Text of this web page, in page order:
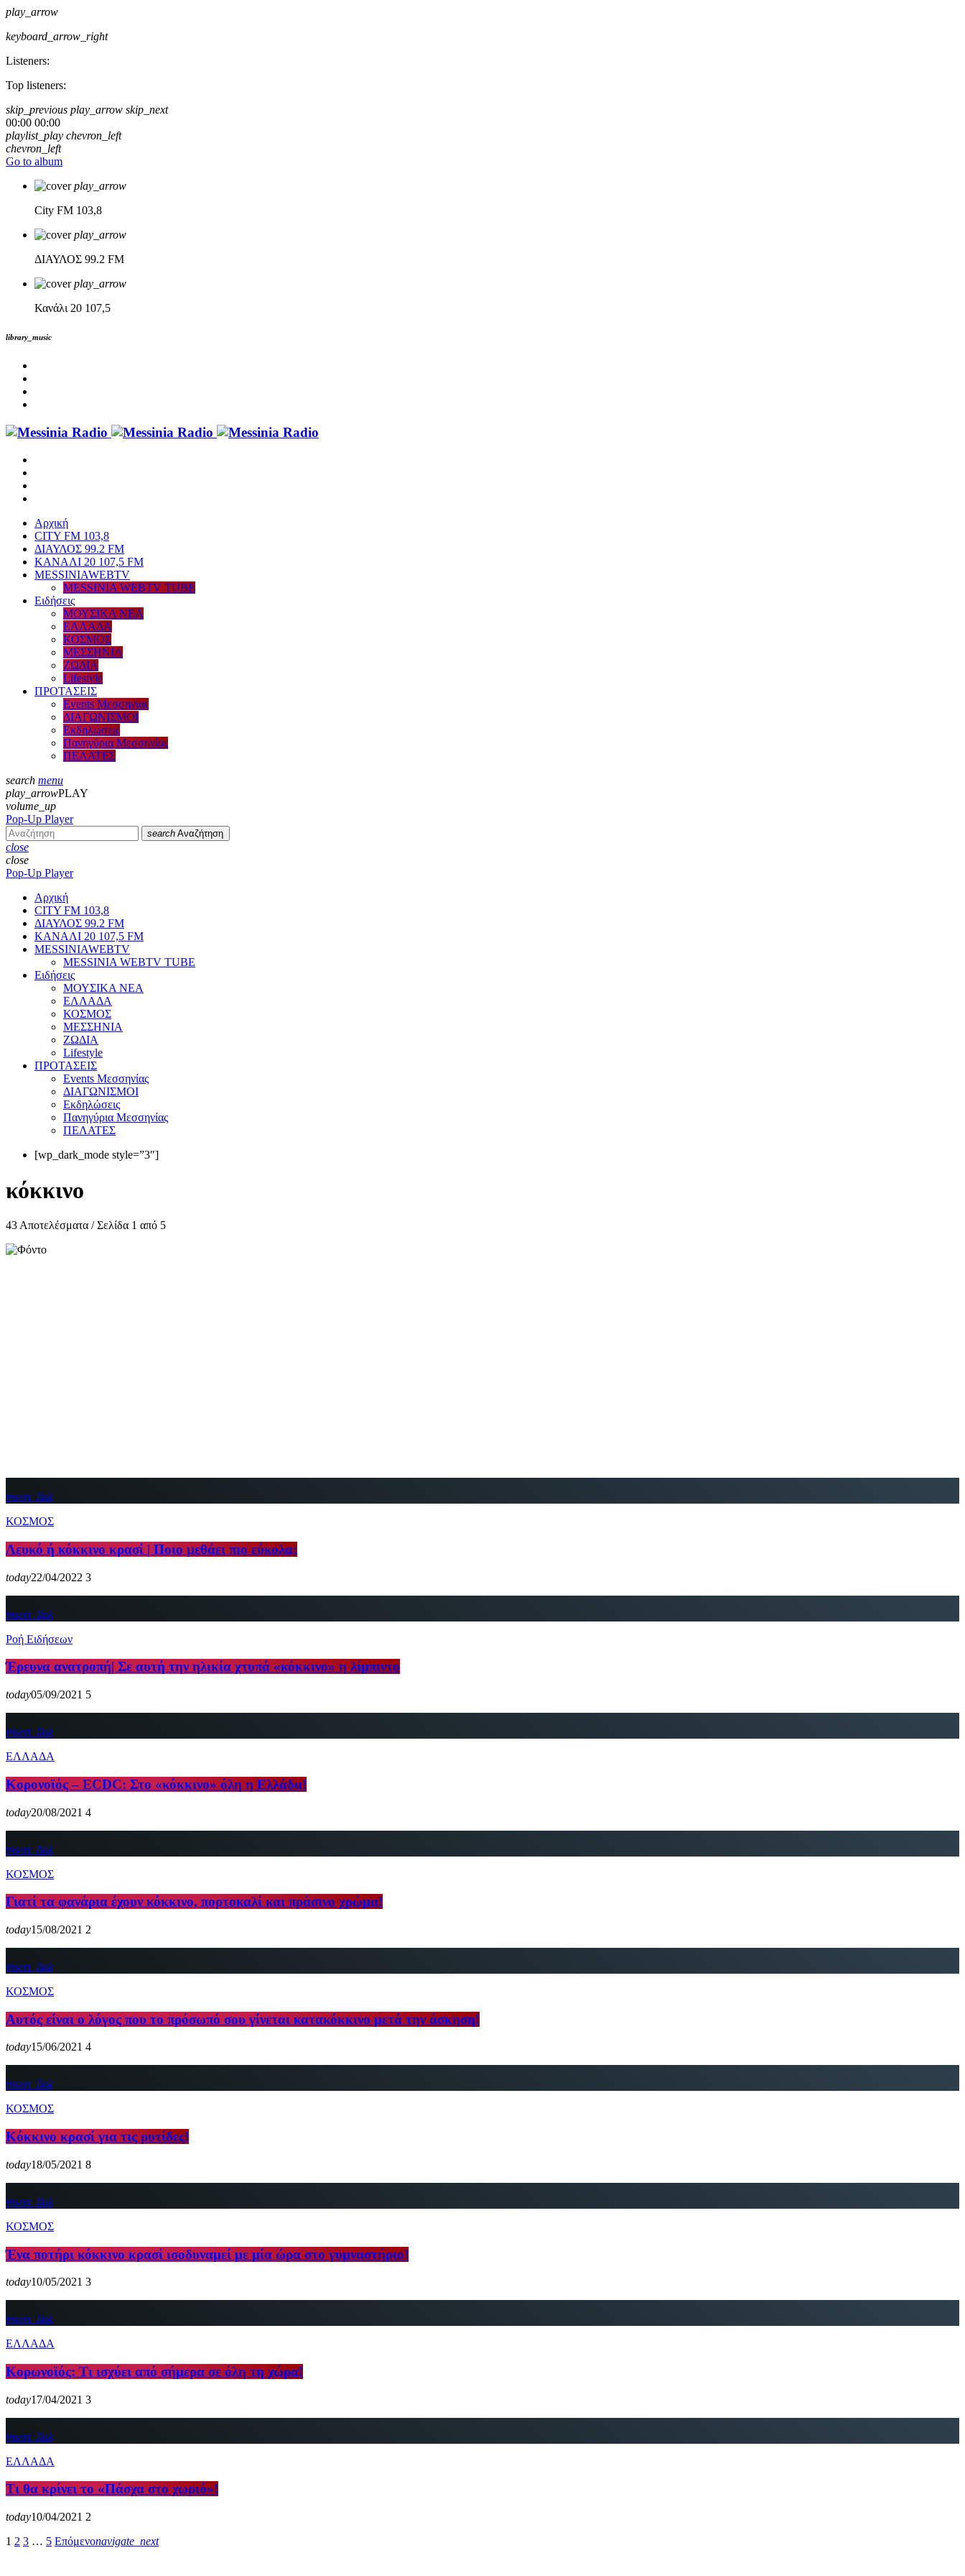
play_arrow
keyboard_arrow_right
Listeners:
Top listeners:
skip_previous play_arrow skip_next
00:00 00:00
playlist_play chevron_left
chevron_left
Go to album
play_arrow
City FM 103,8
play_arrow
ΔΙΑΥΛΟΣ 99.2 FM
play_arrow
Κανάλι 20 107,5
library_music
Αρχική
CITY FM 103,8
ΔΙΑΥΛΟΣ 99.2 FM
ΚΑΝΑΛΙ 20 107,5 FM
MESSINIAWEBTV
MESSINIA WEBTV TUBE
Eιδήσεις
ΜΟΥΣΙΚΑ ΝΕΑ
ΕΛΛΑΔΑ
ΚΟΣΜΟΣ
ΜΕΣΣΗΝΙΑ
ΖΩΔΙΑ
Lifestyle
ΠΡΟΤΑΣΕΙΣ
Events Μεσσηνίας
ΔΙΑΓΩΝΙΣΜΟΙ
Εκδηλώσεις
Πανηγύρια Μεσσηνίας
ΠΕΛΑΤΕΣ
search menu
play_arrowPLAY
volume_up
Pop-Up Player
search Αναζήτηση
close
close
Pop-Up Player
Αρχική
CITY FM 103,8
ΔΙΑΥΛΟΣ 99.2 FM
ΚΑΝΑΛΙ 20 107,5 FM
MESSINIAWEBTV
MESSINIA WEBTV TUBE
Eιδήσεις
ΜΟΥΣΙΚΑ ΝΕΑ
ΕΛΛΑΔΑ
ΚΟΣΜΟΣ
ΜΕΣΣΗΝΙΑ
ΖΩΔΙΑ
Lifestyle
ΠΡΟΤΑΣΕΙΣ
Events Μεσσηνίας
ΔΙΑΓΩΝΙΣΜΟΙ
Εκδηλώσεις
Πανηγύρια Μεσσηνίας
ΠΕΛΑΤΕΣ
[wp_dark_mode style=”3″]
κόκκινο
43 Αποτελέσματα / Σελίδα 1 από 5
insert_link
ΚΟΣΜΟΣ
Λευκό ή κόκκινο κρασί | Ποιο μεθάει πιο εύκολα;
today22/04/2022 3
insert_link
Ροή Ειδήσεων
Έρευνα ανατροπή| Σε αυτή την ηλικία χτυπά «κόκκινο» η λίμπιντο
today05/09/2021 5
insert_link
ΕΛΛΑΔΑ
Κορονοϊός – ECDC: Στο «κόκκινο» όλη η Ελλάδα!
today20/08/2021 4
insert_link
ΚΟΣΜΟΣ
Γιατί τα φανάρια έχουν κόκκινο, πορτοκαλί και πράσινο χρώμα!
today15/08/2021 2
insert_link
ΚΟΣΜΟΣ
Αυτός είναι ο λόγος που το πρόσωπό σου γίνεται κατακόκκινο μετά την άσκηση!
today15/06/2021 4
insert_link
ΚΟΣΜΟΣ
Κόκκινο κρασί για τις ρυτίδες!
today18/05/2021 8
insert_link
ΚΟΣΜΟΣ
Ένα ποτήρι κόκκινο κρασί ισοδυναμεί με μία ώρα στο γυμναστήριο!
today10/05/2021 3
insert_link
ΕΛΛΑΔΑ
Κορωνοϊός: Τι ισχύει από σήμερα σε όλη τη χώρα!
today17/04/2021 3
insert_link
ΕΛΛΑΔΑ
Τι θα κρίνει το «Πάσχα στο χωριό»!
today10/04/2021 2
1 2 3 … 5 Επόμενοnavigate_next